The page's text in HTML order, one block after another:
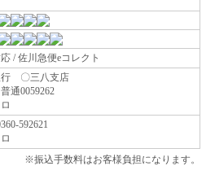
/ 佐川急便eコレクト
行 〇三八支店
通0059262
592621
※振込手数料はお客様負担になります。